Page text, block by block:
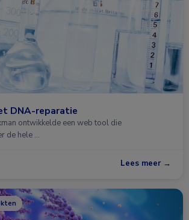
DNA-reparatie
ontwikkelde een web tool die
de hele …
Lees meer →